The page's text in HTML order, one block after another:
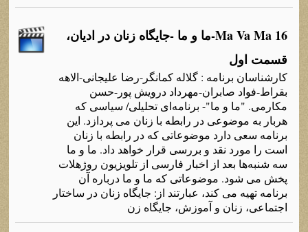
Ma Va Ma 16-ما و ما -جایگاه‌ زنان در ادیان،
قسمت اول
کارشناسان برنامه‌ : گلاله‌ کمانگر-رضا علیجانی-الاهه‌
بقراط-فواد صابران-مهرداد درویش پور-حسن
مکارمی. "ما و ما"- برنامه‌ای تحلیلی/ سیاسی که‌
هربار به‌ موضوعی در رابطه‌ با زنان می پردازد. این
برنامه‌ سعی دارد موضوعاتی که‌ در رابطه‌ با زنان
است را مورد نقد و بررسی قرار خواهد داد. ما و ما
سه‌ شنبه‌ها بعد از اخبار فارسی از تلویزیون روژهلات
پخش می شود. موضوعاتی که‌ ما و ما درباره‌ آن
برنامه‌ تهیه‌ می کند، عبارتند از: جایگاه‌ زنان در ساختار
اجتماعی، زنان و آموزش، جایگاه‌ زن